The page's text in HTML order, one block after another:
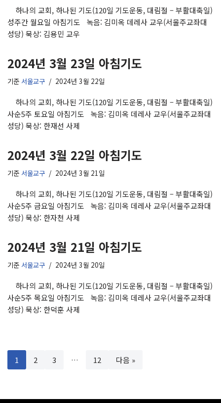
하나의 교회, 하나된 기도(120일 기도운동, 대림절 – 부활대축일)
성주간 월요일 아침기도 녹음: 김미옥 데레사 교우(서울주교좌대
성당) 묵상: 김용민 교우
2024년 3월 23일 아침기도
기준 서울교구 2024년 3월 22일
하나의 교회, 하나된 기도(120일 기도운동, 대림절 – 부활대축일)
사순5주 토요일 아침기도 녹음: 김미옥 데레사 교우(서울주교좌대
성당) 묵상: 한재선 사제
2024년 3월 22일 아침기도
기준 서울교구 2024년 3월 21일
하나의 교회, 하나된 기도(120일 기도운동, 대림절 – 부활대축일)
사순5주 금요일 아침기도 녹음: 김미옥 데레사 교우(서울주교좌대
성당) 묵상: 한자천 사제
2024년 3월 21일 아침기도
기준 서울교구 2024년 3월 20일
하나의 교회, 하나된 기도(120일 기도운동, 대림절 – 부활대축일)
사순5주 목요일 아침기도 녹음: 김미옥 데레사 교우(서울주교좌대
성당) 묵상: 한덕훈 사제
1 2 3 … 12 다음 »